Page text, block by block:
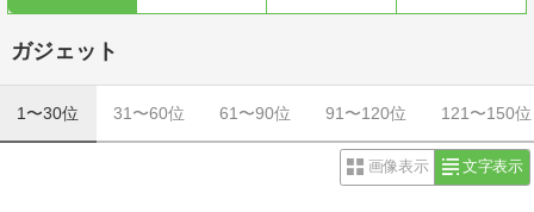
ガジェット
1〜30位 31〜60位 61〜90位 91〜120位 121〜150位
画像表示 文字表示